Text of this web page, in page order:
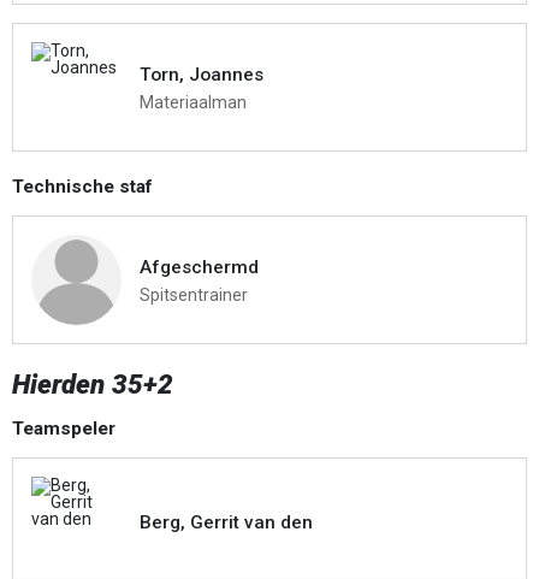
Torn, Joannes
Materiaalman
Technische staf
Afgeschermd
Spitsentrainer
Hierden 35+2
Teamspeler
Berg, Gerrit van den